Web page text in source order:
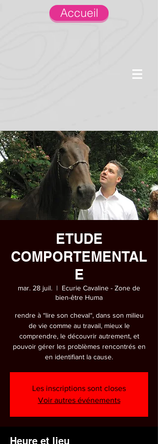
Accueil
ETUDE
COMPORTEMENTAL
E
mar. 28 juil.
  |
Ecurie Cavaline - Zone de
bien-être Huma
rendre à “lire son cheval“, dans son milieu
de vie comme au travail, mieux le
comprendre, le découvrir autrement, et
pouvoir gérer les problèmes rencontrés en
en identifiant la cause.
Les inscriptions sont closes
Voir autres événements
Heure et lieu